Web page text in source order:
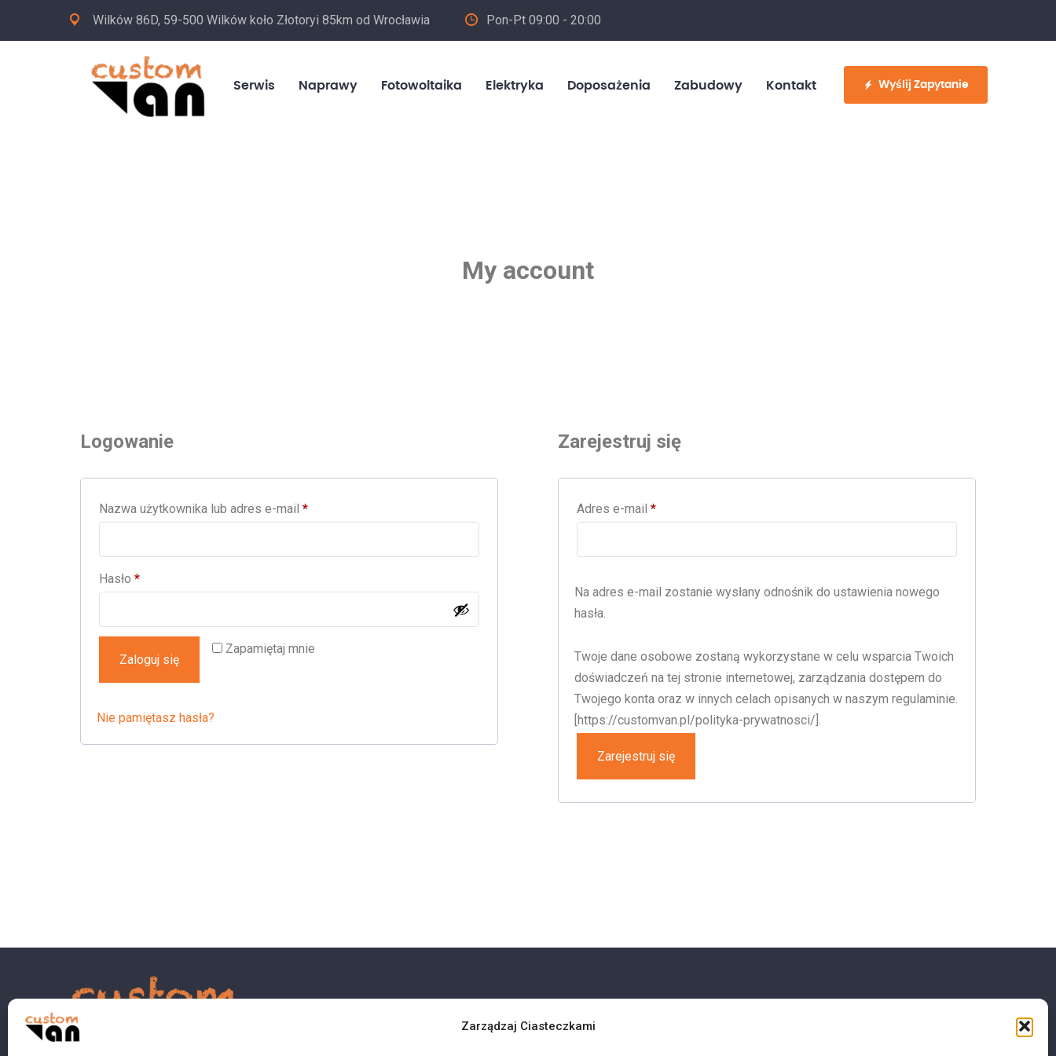
Zarządzaj Ciasteczkami
Wilków 86D, 59-500 Wilków koło Złotoryi 85km od Wrocławia Pon-Pt 09:00 - 20:00
530 886 214
Serwis Naprawy Fotowoltaika Elektryka Doposażenia Zabudowy Kontakt Wyślij Zapytanie
My account
Logowanie
Nazwa użytkownika lub adres e-mail *Wymagane
Hasło *Wymagane
Zapamiętaj mnie
Zaloguj się
Nie pamiętasz hasła?
Zarejestruj się
Adres e-mail*Wymagane
Na adres e-mail zostanie wysłany odnośnik do ustawienia nowego
hasła.
Twoje dane osobowe zostaną wykorzystane w celu wsparcia Twoich
doświadczeń na tej stronie internetowej, zarządzania dostępem do
Twojego konta oraz w innych celach opisanych w naszym regulaminie.
[https://customvan.pl/polityka-prywatnosci/].
Zarejestruj się